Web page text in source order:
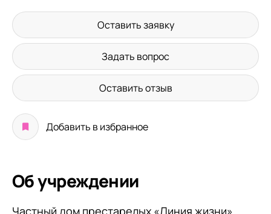
Оставить заявку
Задать вопрос
Оставить отзыв
Добавить в избранное
Об учреждении
Частный дом престарелых «Линия жизни»